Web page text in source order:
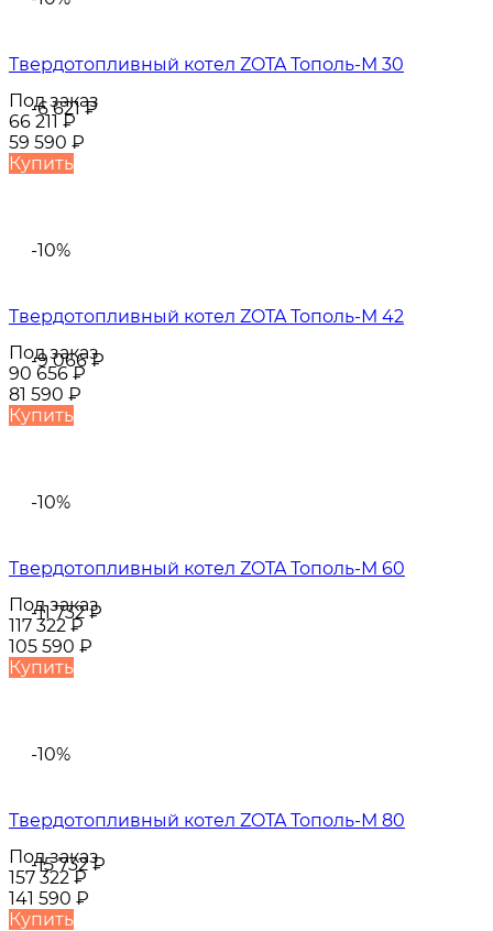
-6 621₽
Твердотопливный котел ZOTA Тополь-М 30
Под заказ
66 211₽
59 590 ₽
Купить
-10%
-9 066₽
Твердотопливный котел ZOTA Тополь-М 42
Под заказ
90 656₽
81 590 ₽
Купить
-10%
-11 732₽
Твердотопливный котел ZOTA Тополь-М 60
Под заказ
117 322₽
105 590 ₽
Купить
-10%
-15 732₽
Твердотопливный котел ZOTA Тополь-М 80
Под заказ
157 322₽
141 590 ₽
Купить